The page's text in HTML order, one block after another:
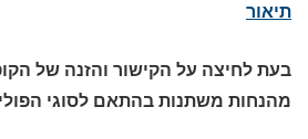
תיאור
בעת לחיצה על הקישור והזנה של
מהנחות משתנות בהתאם לסוגי